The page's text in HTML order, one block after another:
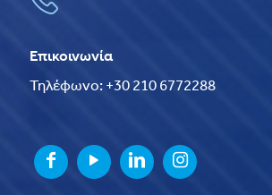
Επικοινωνία
Τηλέφωνο: +30 210 6772288